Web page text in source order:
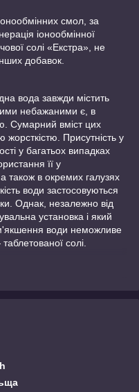
смол, за
іонообмінної
солі «Екстра», не
добавок.
вода завжди містить
небажаними є, в
Сумарний вміст цих
жорсткістю. Присутність у
у багатьох випадках
її у
також в окремих галузях
води застосовуються
Однак, незалежно від
установка і який
води неможливе
солі.